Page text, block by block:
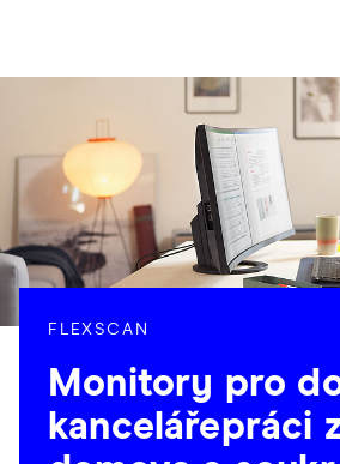
FLEXSCAN
Monitory pro
kancelářepráci